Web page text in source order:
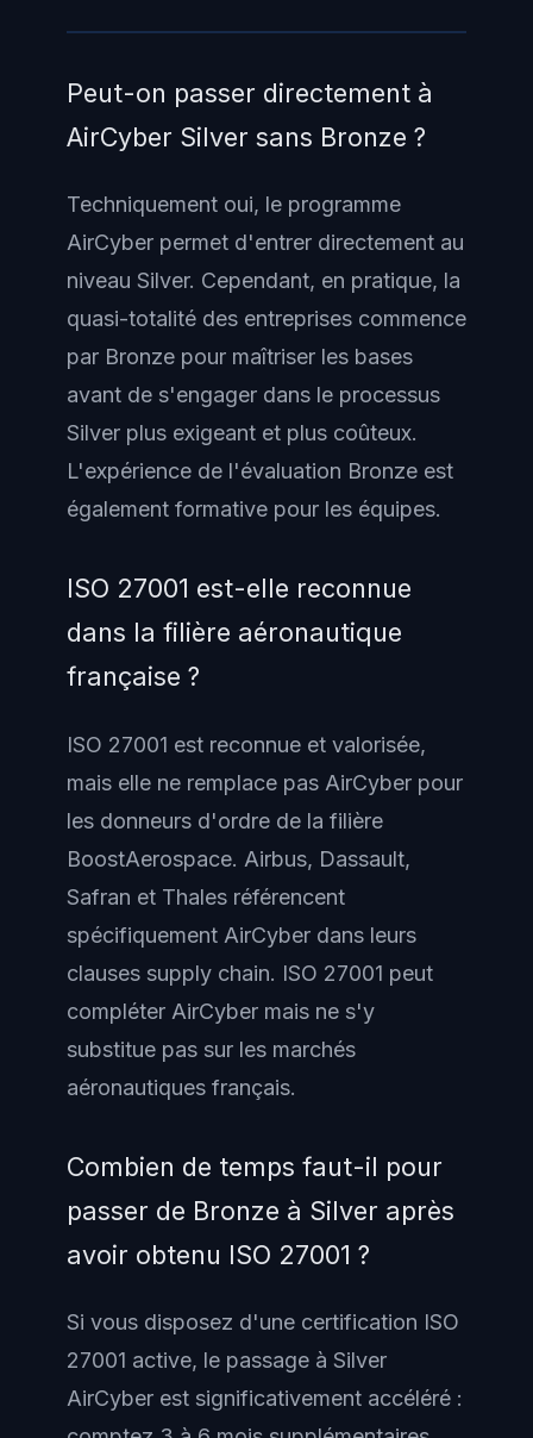
Peut-on passer directement à
AirCyber Silver sans Bronze ?
Techniquement oui, le programme
AirCyber permet d'entrer directement au
niveau Silver. Cependant, en pratique, la
quasi-totalité des entreprises commence
par Bronze pour maîtriser les bases
avant de s'engager dans le processus
Silver plus exigeant et plus coûteux.
L'expérience de l'évaluation Bronze est
également formative pour les équipes.
ISO 27001 est-elle reconnue
dans la filière aéronautique
française ?
ISO 27001 est reconnue et valorisée,
mais elle ne remplace pas AirCyber pour
les donneurs d'ordre de la filière
BoostAerospace. Airbus, Dassault,
Safran et Thales référencent
spécifiquement AirCyber dans leurs
clauses supply chain. ISO 27001 peut
compléter AirCyber mais ne s'y
substitue pas sur les marchés
aéronautiques français.
Combien de temps faut-il pour
passer de Bronze à Silver après
avoir obtenu ISO 27001 ?
Si vous disposez d'une certification ISO
27001 active, le passage à Silver
AirCyber est significativement accéléré :